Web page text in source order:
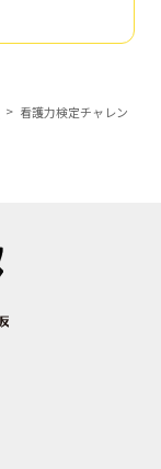
看護力検定チャレン